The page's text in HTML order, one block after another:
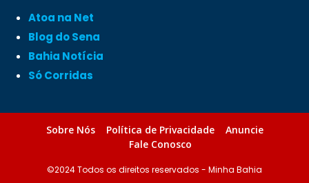
Atoa na Net
Blog do Sena
Bahia Notícia
Só Corridas
Sobre Nós Política de Privacidade
Anuncie
Fale Conosco
©2024 Todos os direitos reservados - Minha Bahia